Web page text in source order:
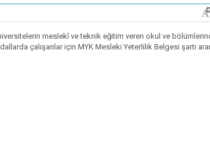
Sahip Nitelikli İşgücü Sayısı 300.000'e ulaştı
Mesleki Yeterlilik Teşvikleri Yayınlandı
2018 Yılı Toplantısı Mesleki Yeterlilik Kurumu Ev
meslekî ve teknik eğitim veren okul ve
çalışanlar için MYK Mesleki Yeterlilik Belgesi şartı